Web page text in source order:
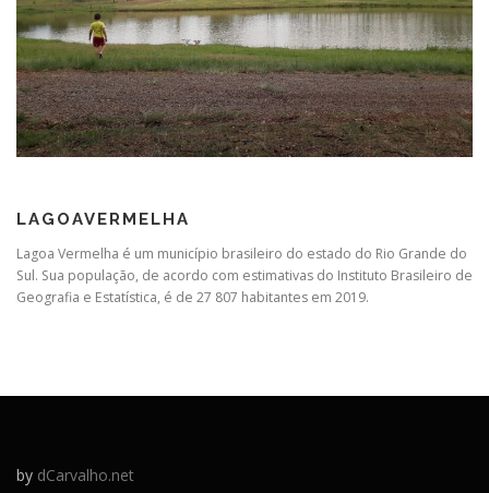
LAGOAVERMELHA
Lagoa Vermelha é um município brasileiro do estado do Rio Grande do
Sul. Sua população, de acordo com estimativas do Instituto Brasileiro de
Geografia e Estatística, é de 27 807 habitantes em 2019.
by dCarvalho.net